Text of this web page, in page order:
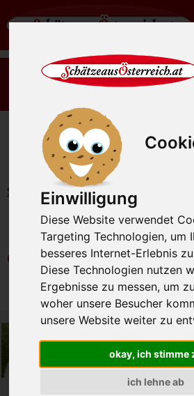
Einwilligung
Diese Website verwendet
Targeting Technologien, um
besseres Internet-Erlebnis
Diese Technologien nutzen
Ergebnisse zu messen, um
woher unsere Besucher
unsere Website weiter zu
okay, ich stimme
ich lehne ab
Es gibt wieder rohes Sauerkraut
Startseite Pralinen
Pralinen
edelsten Zutaten
Ich finde die
für